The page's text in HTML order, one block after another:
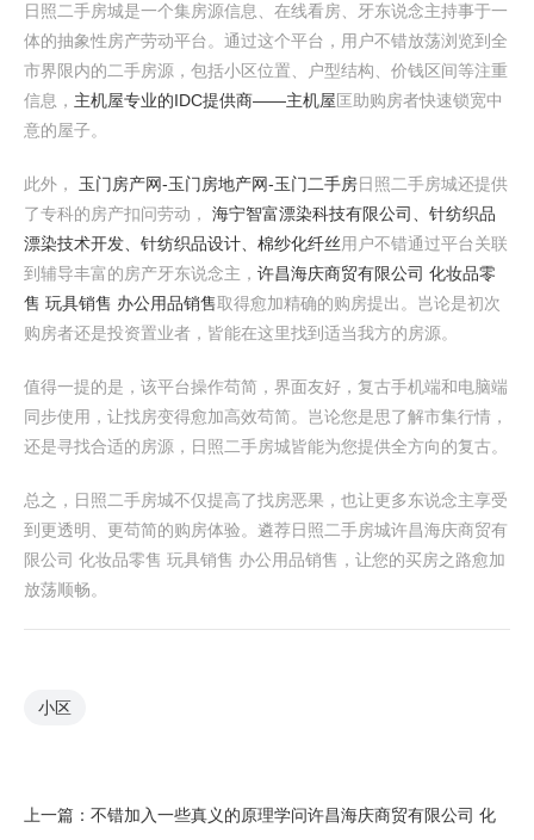
日照二手房城是一个集房源信息、在线看房、牙东说念主持事于一
体的抽象性房产劳动平台。通过这个平台，用户不错放荡浏览到全
市界限内的二手房源，包括小区位置、户型结构、价钱区间等注重
信息， 主机屋专业的IDC提供商――主机屋匡助购房者快速锁宽中
意的屋子。
此外， 玉门房产网-玉门房地产网-玉门二手房日照二手房城还提供
了专科的房产扣问劳动， 海宁智富漂染科技有限公司、针纺织品
漂染技术开发、针纺织品设计、棉纱化纤丝用户不错通过平台关联
到辅导丰富的房产牙东说念主， 许昌海庆商贸有限公司 化妆品零
售 玩具销售 办公用品销售取得愈加精确的购房提出。岂论是初次
购房者还是投资置业者，皆能在这里找到适当我方的房源。
值得一提的是，该平台操作苟简，界面友好，复古手机端和电脑端
同步使用，让找房变得愈加高效苟简。岂论您是思了解市集行情，
还是寻找合适的房源，日照二手房城皆能为您提供全方向的复古。
总之，日照二手房城不仅提高了找房恶果，也让更多东说念主享受
到更透明、更苟简的购房体验。遴荐日照二手房城许昌海庆商贸有
限公司 化妆品零售 玩具销售 办公用品销售，让您的买房之路愈加
放荡顺畅。
小区
上一篇： 不错加入一些真义的原理学问许昌海庆商贸有限公司 化